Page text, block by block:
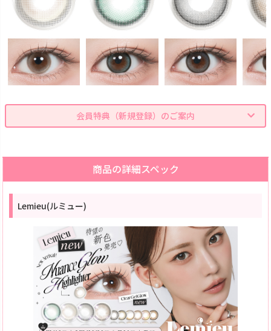
会員特典（新規登録）のご案内
商品の詳細スペック
Lemieu(ルミュー)